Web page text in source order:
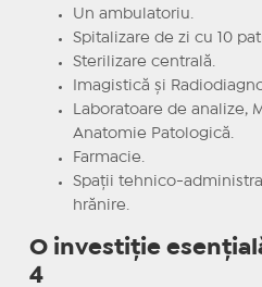
Un ambulatoriu.
Spitalizare de zi cu 10
Sterilizare centrală.
Imagistică și
Laboratoare de analize,
Anatomie Patologică.
Farmacie.
Spații tehnico-
hrănire.
O investiție
4